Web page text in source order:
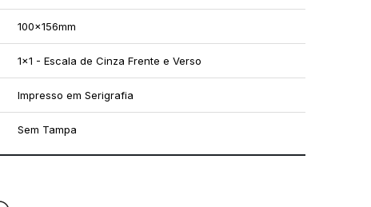
100x156mm
1x1 - Escala de Cinza Frente e Verso
Impresso em Serigrafia
Sem Tampa
utilizar os nossos gabaritos